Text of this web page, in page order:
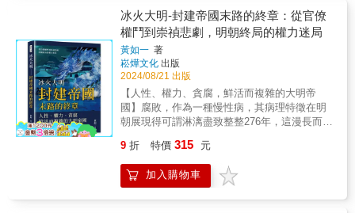
河的水不能亂喝，話也不要亂說，不然就會被
女王綁回去成親囉！（女王，我不想努力
了……）◆怎麼會有兩個孫悟空？哪裡冒出來
的山寨猴，我可是唯一齊天大聖，行不改名、
坐不改姓，師父也只會愛我這隻猴子！（咬手
帕）★★★萌漫大話西遊記(4)【三借芭蕉扇·錯
墜盤絲洞】★★★實力MAX的妖怪們連連出
擊！QQ軟軟可愛到咩噗的取經天團愈來愈危
險，西天還那麼遠，師徒四人能否成功度過難
扇公主！親手把人家兒子送給觀音當童子的孫
悟空，這次在火焰山上真的是「火燒屁股」
了！◆齊天大聖居然連連滑鐵盧？黃眉怪的金
和緊湊的敘事風格，生動再現了明朝的歷史風
雲。作者運用戲劇性的情節和豐富的人物刻
畫，描繪了朝廷內外的權力爭鬥和邊疆戰事，
既有驚心動魄的軍事戰役，也有扣人心弦的宮
廷陰謀。透過真實事件展現了明朝社會的複雜
性和多樣性，使讀者在文學描述中感受明代朝
堂的風雲變幻。
敬，而且他用的手法可比《海瑞罷官》高明得
多。 ▎女兒國──後宮那點荒淫事 既然講內宮
私臣，怎麼少得了女官？畢竟後宮是以女人為
主，不男不女的為輔。這麼多女人也不能讓萬
貴妃唱獨角戲，懂規矩的取經人應該主動來拜
會。 ▎真假猴王──釋放積怨反升官 一個團隊
時間長了，成員難免會產生一些小過節，但為
了團結，大家又都忍著，大部分是下級忍上
超藝術，真假美猴王一篇，孫悟空完美展示了
釋放積怨的技巧，促進了團隊和諧，自己也得
到成佛這麼高的許諾。 ▎小雷音寺──太子黨的
增添了諸多波瀾。 ▎朝廷內鬥與忠臣蒙冤
在接下來的幾回中，圍繞著悼貴妃促疾亡身和
審聶女秉公遭譴的故事，展現了朝廷內部的陰
謀和爭鬥。劉太監榜斥群賢和張吏部強奪彼美
的情節，更是將宮廷爭鬥的殘酷和權力的腐敗
表現得淋漓盡致。隨後，叛藩中計和逆閹伏辜
的故事，則揭示了叛亂的風險和懲治的嚴厲。
▎邊境戰事與家國危機 第四十七回至第五
十回，講述了河北盜賊橫行和山東賊畢命狼山
的故事，展示了地方盜賊對百姓生活的嚴重影
故事，則刻畫了邊境戰事和宮廷內部的危機。
皇帝幸邊塞走馬看花、入酒肆遊龍戲鳳的情
節，展現了皇帝生活的奢靡與浮華。 ▎英雄事
冰火大明-封建帝國末路的終章：從官僚
權鬥到崇禎悲劇，明朝終局的權力迷局
黃如一 著
崧燁文化 出版
2024/08/21 出版
【人性、權力、貪腐，鮮活而複雜的大明帝
國】腐敗，作為一種慢性病，其病理特徵在明
朝展現得可謂淋漓盡致整整276年，這漫長而又
痕：慢性病的花樣病灶這一次太監缺席了貪廉
劇鬥，皇帝孤身一人對抗文官。大禮議，一場
看似無聊至極的嘴仗，其實暗藏著皇權與相權
9 折 特價 315 元
加入購物車